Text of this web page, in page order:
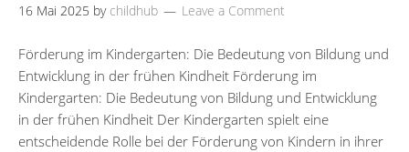
16 Mai 2025 by childhub Leave a Comment
Förderung im Kindergarten: Die Bedeutung von Bildung und
Entwicklung in der frühen Kindheit Förderung im
Kindergarten: Die Bedeutung von Bildung und Entwicklung
in der frühen Kindheit Der Kindergarten spielt eine
entscheidende Rolle bei der Förderung von Kindern in ihrer